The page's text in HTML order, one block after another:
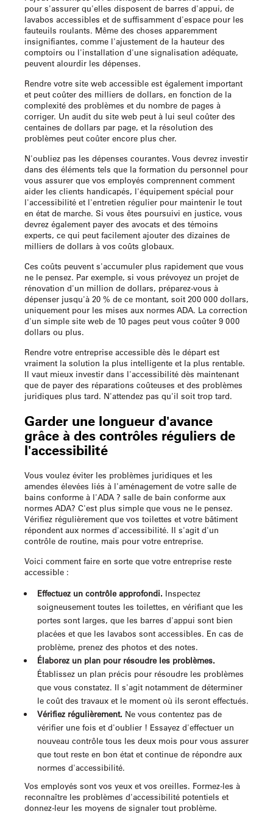
pour s'assurer qu'elles disposent de barres d'appui, de
lavabos accessibles et de suffisamment d'espace pour les
fauteuils roulants. Même des choses apparemment
insignifiantes, comme l'ajustement de la hauteur des
comptoirs ou l'installation d'une signalisation adéquate,
peuvent alourdir les dépenses.
Rendre votre site web accessible est également important
et peut coûter des milliers de dollars, en fonction de la
complexité des problèmes et du nombre de pages à
corriger. Un audit du site web peut à lui seul coûter des
centaines de dollars par page, et la résolution des
problèmes peut coûter encore plus cher.
N'oubliez pas les dépenses courantes. Vous devrez investir
dans des éléments tels que la formation du personnel pour
vous assurer que vos employés comprennent comment
aider les clients handicapés, l'équipement spécial pour
l'accessibilité et l'entretien régulier pour maintenir le tout
en état de marche. Si vous êtes poursuivi en justice, vous
devrez également payer des avocats et des témoins
experts, ce qui peut facilement ajouter des dizaines de
milliers de dollars à vos coûts globaux.
Ces coûts peuvent s'accumuler plus rapidement que vous
ne le pensez. Par exemple, si vous prévoyez un projet de
rénovation d'un million de dollars, préparez-vous à
dépenser jusqu'à 20 % de ce montant, soit 200 000 dollars,
uniquement pour les mises aux normes ADA. La correction
d'un simple site web de 10 pages peut vous coûter 9 000
dollars ou plus.
Rendre votre entreprise accessible dès le départ est
vraiment la solution la plus intelligente et la plus rentable.
Il vaut mieux investir dans l'accessibilité dès maintenant
que de payer des réparations coûteuses et des problèmes
juridiques plus tard. N'attendez pas qu'il soit trop tard.
Garder une longueur d'avance
grâce à des contrôles réguliers de
l'accessibilité
Vous voulez éviter les problèmes juridiques et les
amendes élevées liés à l'aménagement de votre salle de
bains conforme à l'ADA ? salle de bain conforme aux
normes ADA? C'est plus simple que vous ne le pensez.
Vérifiez régulièrement que vos toilettes et votre bâtiment
répondent aux normes d'accessibilité. Il s'agit d'un
contrôle de routine, mais pour votre entreprise.
Voici comment faire en sorte que votre entreprise reste
accessible :
Effectuez un contrôle approfondi. Inspectez
soigneusement toutes les toilettes, en vérifiant que les
portes sont larges, que les barres d'appui sont bien
placées et que les lavabos sont accessibles. En cas de
problème, prenez des photos et des notes.
Élaborez un plan pour résoudre les problèmes.
Établissez un plan précis pour résoudre les problèmes
que vous constatez. Il s'agit notamment de déterminer
le coût des travaux et le moment où ils seront effectués.
Vérifiez régulièrement. Ne vous contentez pas de
vérifier une fois et d'oublier ! Essayez d'effectuer un
nouveau contrôle tous les deux mois pour vous assurer
que tout reste en bon état et continue de répondre aux
normes d'accessibilité.
Vos employés sont vos yeux et vos oreilles. Formez-les à
reconnaître les problèmes d'accessibilité potentiels et
donnez-leur les moyens de signaler tout problème.